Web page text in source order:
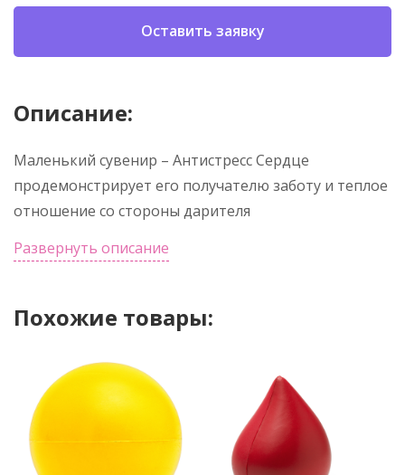
Оставить заявку
Описание:
Маленький сувенир – Антистресс Сердце
продемонстрирует его получателю заботу и теплое
отношение со стороны дарителя
Развернуть описание
Похожие товары: